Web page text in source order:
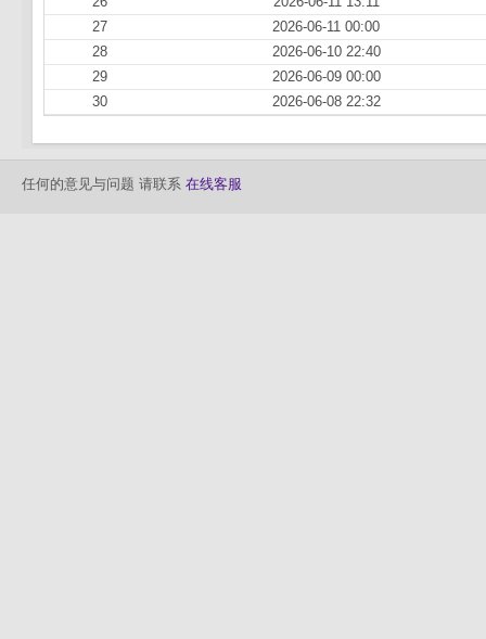
27
2026-06-11 00:00
28
2026-06-10 22:40
29
2026-06-09 00:00
30
2026-06-08 22:32
任何的意见与问题 请联系 在线客服